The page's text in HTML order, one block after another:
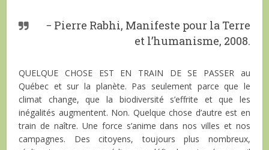
− Pierre Rabhi, Manifeste pour la Terre
et l’humanisme, 2008.
QUELQUE CHOSE EST EN TRAIN DE SE PASSER au
Québec et sur la planète. Pas seulement parce que le
climat change, que la biodiversité s’effrite et que les
inégalités augmentent. Non. Quelque chose d’autre est en
train de naître. Une force s’anime dans nos villes et nos
campagnes. Des citoyens, toujours plus nombreux,